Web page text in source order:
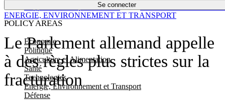
Se connecter
POLICY AREAS
Economie
Politique
Agriculture et Alimentation
Santé
Technologies
Energie, Environnement et Transport
Défense
Économie
Le Parlement allemand appelle
à des règles plus strictes sur la
fracturation
ENERGIE, ENVIRONNEMENT ET TRANSPORT